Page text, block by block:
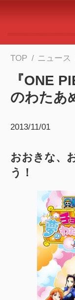
メインコンテン
TOP ニュース
『ONE
のわたあ
2013/11/01
おおきな、
う！